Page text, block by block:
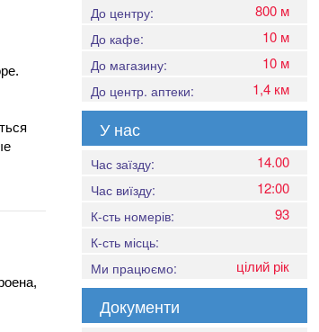
До центру: 800 м
До кафе: 10 м
До магазину: 10 м
До центр. аптеки: 1,4 км
У нас
Час заїзду: 14.00
Час виїзду: 12:00
К-сть номерів: 93
К-сть місць:
Ми працюємо:
цілий рік
Документи